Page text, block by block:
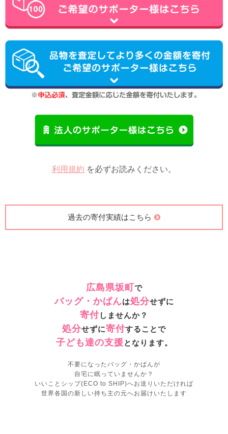
利用規約 を必ずお読みください。
過去の寄付実績はこちら
広島県坂町 で
バッグ・かばんは処分せずに
寄付しませんか？
処分せずに寄付することで
子ども達の支援 となります。
不要になったバッグ・かばんが
自宅に眠っていませんか？
いいことシップ(ECO to SHIP)へお送りいただければ
世界各国の新しい持ち主の元へお届けいたします